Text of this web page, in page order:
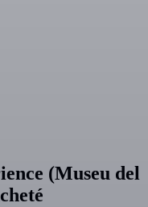
(Museu del